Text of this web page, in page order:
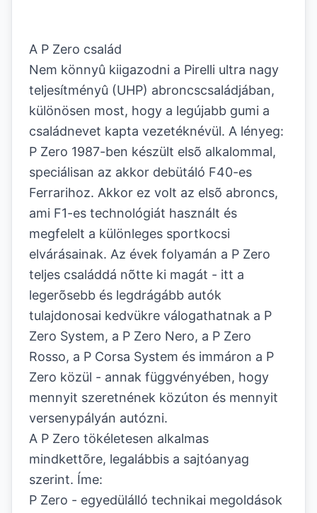
A P Zero család
Nem könnyû kiigazodni a Pirelli ultra nagy
teljesítményû (UHP) abroncscsaládjában,
különösen most, hogy a legújabb gumi a
családnevet kapta vezetéknévül. A lényeg:
P Zero 1987-ben készült elsõ alkalommal,
speciálisan az akkor debütáló F40-es
Ferrarihoz. Akkor ez volt az elsõ abroncs,
ami F1-es technológiát használt és
megfelelt a különleges sportkocsi
elvárásainak. Az évek folyamán a P Zero
teljes családdá nõtte ki magát - itt a
legerõsebb és legdrágább autók
tulajdonosai kedvükre válogathatnak a P
Zero System, a P Zero Nero, a P Zero
Rosso, a P Corsa System és immáron a P
Zero közül - annak függvényében, hogy
mennyit szeretnének közúton és mennyit
versenypályán autózni.
A P Zero tökéletesen alkalmas
mindkettõre, legalábbis a sajtóanyag
szerint. Íme:
P Zero - egyedülálló technikai megoldások